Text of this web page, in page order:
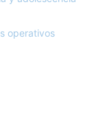
operativos